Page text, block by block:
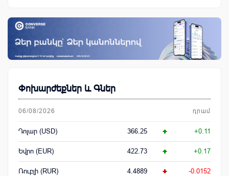
Փոխարժեքներ և Գներ
06/08/2026 դրամ
Դոլար (USD) 366.25 +0.11
Եվրո (EUR) 422.73 +0.17
Ռուբլի (RUR) 4.4889 -0.0152